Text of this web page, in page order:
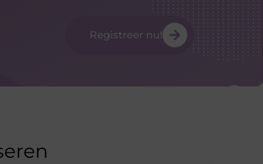
Registreer nu!